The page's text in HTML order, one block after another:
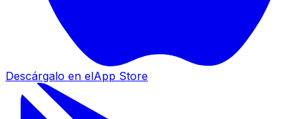
Descárgalo en elApp Store